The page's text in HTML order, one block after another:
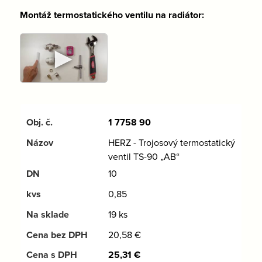
Montáž termostatického ventilu na radiátor:
►
1 7758 90
HERZ - Trojosový termostatický
ventil TS-90 „AB“
10
0,85
19 ks
20,58€
25,31 €